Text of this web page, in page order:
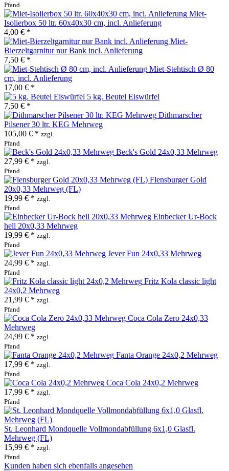
Pfand
Miet-
Isolierbox 50 ltr. 60x40x30 cm, incl. Anlieferung
4,00 € *
Miet-
Bierzeltgarnitur nur Bank incl. Anlieferung
7,50 € *
Miet-Stehtisch Ø 80
cm, incl. Anlieferung
17,00 € *
5 kg. Beutel Eiswürfel
7,50 € *
Dithmarscher
Pilsener 30 ltr. KEG Mehrweg
105,00 € * zzgl.
Pfand
Beck's Gold 24x0,33 Mehrweg
27,99 € * zzgl.
Pfand
Flensburger Gold
20x0,33 Mehrweg (FL)
19,99 € * zzgl.
Pfand
Einbecker Ur-Bock
hell 20x0,33 Mehrweg
19,99 € * zzgl.
Pfand
Jever Fun 24x0,33 Mehrweg
24,99 € * zzgl.
Pfand
Fritz Kola classic light
24x0,2 Mehrweg
21,99 € * zzgl.
Pfand
Coca Cola Zero 24x0,33
Mehrweg
24,99 € * zzgl.
Pfand
Fanta Orange 24x0,2 Mehrweg
17,99 € * zzgl.
Pfand
Coca Cola 24x0,2 Mehrweg
17,99 € * zzgl.
Pfand
St. Leonhard Mondquelle Vollmondabfüllung 6x1,0 Glasfl.
Mehrweg (FL)
15,99 € * zzgl.
Pfand
Kunden haben sich ebenfalls angesehen